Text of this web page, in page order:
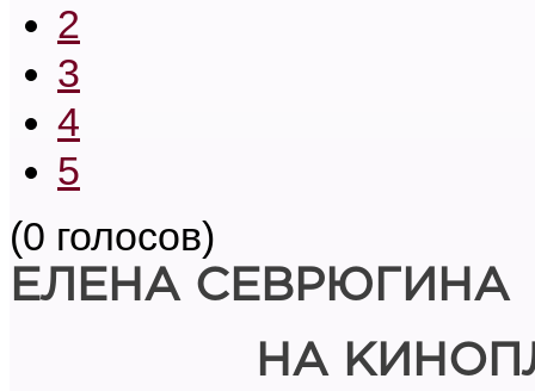
2
3
4
5
(0 голосов)
ЕЛЕНА СЕВРЮГИНА
НА